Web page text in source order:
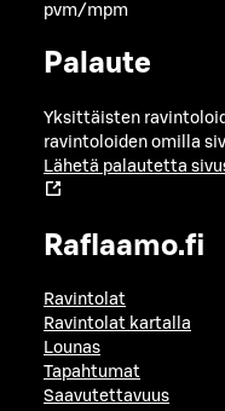
pvm/mpm
Palaute
Yksittäisten
ravintoloiden omilla
Lähetä palautetta
Raflaamo.fi
Ravintolat
Ravintolat kartalla
Lounas
Tapahtumat
Saavutettavuus